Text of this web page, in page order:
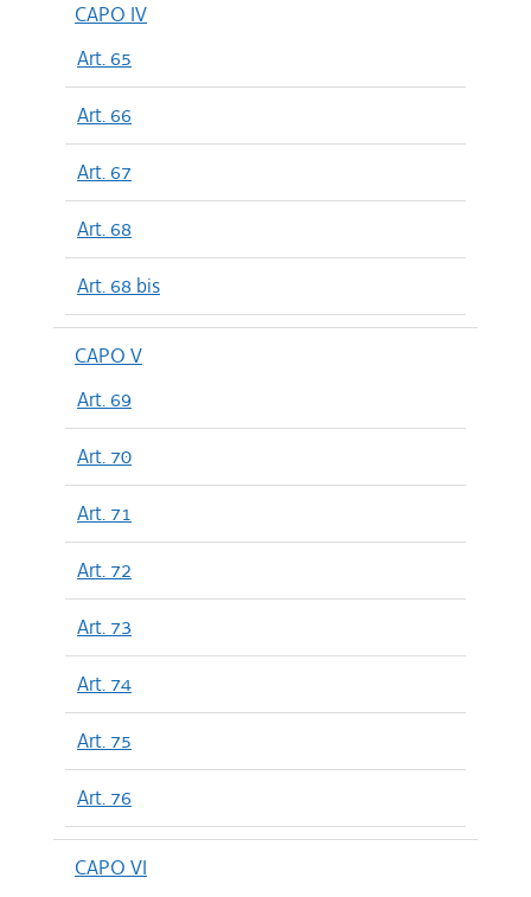
CAPO IV
Art. 65
Art. 66
Art. 67
Art. 68
Art. 68 bis
CAPO V
Art. 69
Art. 70
Art. 71
Art. 72
Art. 73
Art. 74
Art. 75
Art. 76
CAPO VI